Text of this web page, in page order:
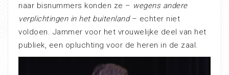
naar bisnummers konden ze – wegens andere
verplichtingen in het buitenland– echter niet
voldoen. Jammer voor het vrouwelijke deel van het
publiek, een opluchting voor de heren in de zaal.